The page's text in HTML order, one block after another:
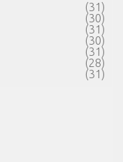
(31)
(30)
(31)
(30)
(31)
(28)
(31)